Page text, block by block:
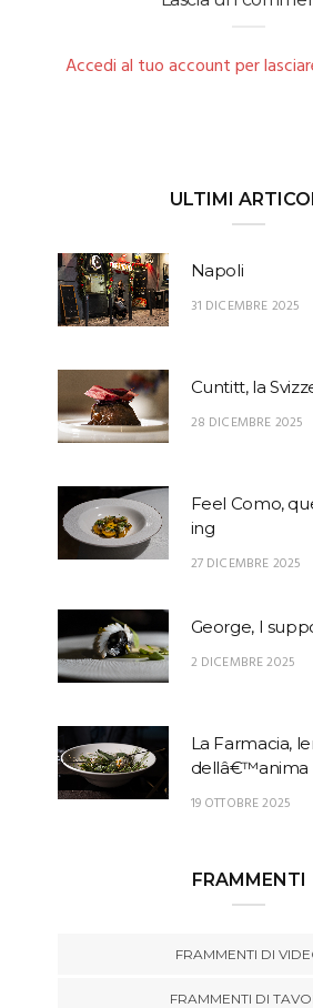
Accedi al tuo account per
ULTIMI
Napoli
31 DICEMBRE 2025
Cuntitt, la
28 DICEMBRE 2025
Feel Como,
ing
27 DICEMBRE 2025
George, I
2 DICEMBRE 2025
La Farmacia,
dellâ€™anima
19 OTTOBRE 2025
FRAMMENTI
FRAMMENTI DI
FRAMMENTI DI